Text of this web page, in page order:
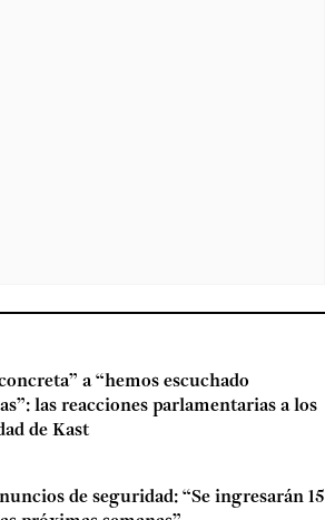
a “hemos escuchado
las reacciones parlamentarias a los
de Kast
de seguridad: “Se ingresarán 15